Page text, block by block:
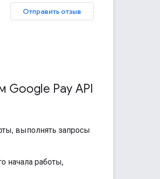
Отправить отзыв
Google Pay API
выполнять запросы
начала работы,